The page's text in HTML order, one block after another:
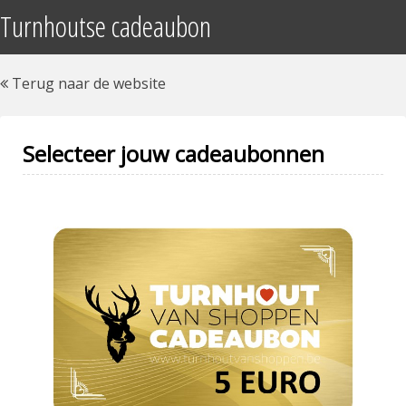
Turnhoutse cadeaubon
Terug naar de website
Selecteer jouw cadeaubonnen